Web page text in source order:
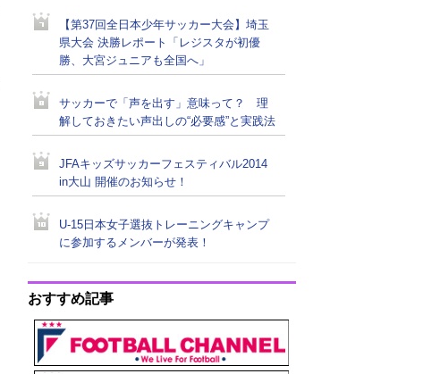
【第37回全日本少年サッカー大会】埼玉
県大会 決勝レポート「レジスタが初優
勝、大宮ジュニアも全国へ」
サッカーで「声を出す」意味って？ 理
解しておきたい声出しの“必要感”と実践法
JFAキッズサッカーフェスティバル2014
in大山 開催のお知らせ！
U-15日本女子選抜トレーニングキャンプ
に参加するメンバーが発表！
おすすめ記事